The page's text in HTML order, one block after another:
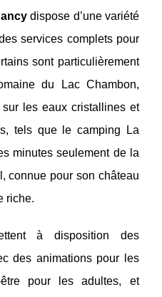
dispose d’une variété
services complets pour
sont particulièrement
du Lac Chambon,
les eaux cristallines et
tels que le camping La
minutes seulement de la
connue pour son château
riche.
à disposition des
des animations pour les
pour les adultes, et